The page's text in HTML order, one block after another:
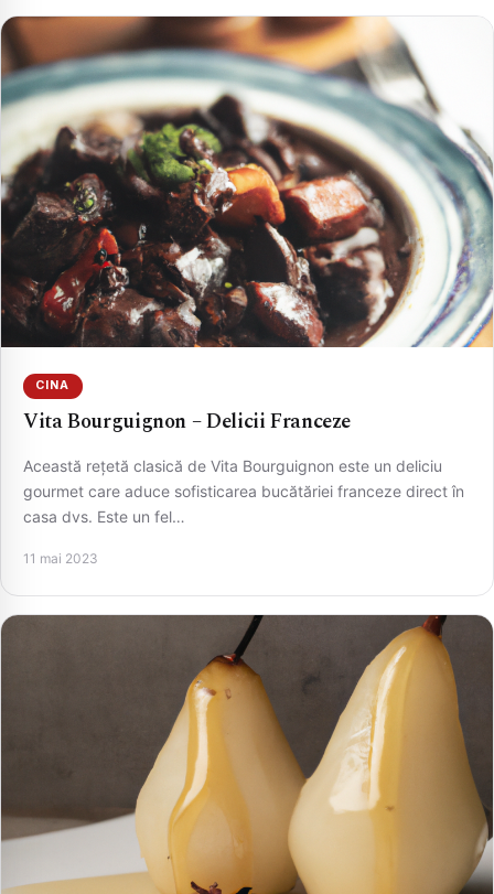
CINA
Vita Bourguignon – Delicii Franceze
Această rețetă clasică de Vita Bourguignon este un deliciu
gourmet care aduce sofisticarea bucătăriei franceze direct în
casa dvs. Este un fel…
11 mai 2023